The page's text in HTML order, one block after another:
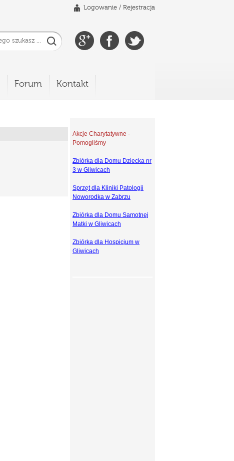
Logowanie / Rejestracja
Forum Kontakt
Akcje Charytatywne -
Pomogliśmy
Zbiórka dla Domu Dziecka nr
3 w Gliwicach
Sprzęt dla Kliniki Patologii
Noworodka w Zabrzu
Zbiórka dla Domu Samotnej
Matki w Gliwicach
Zbiórka dla Hospicjum w
Gliwicach